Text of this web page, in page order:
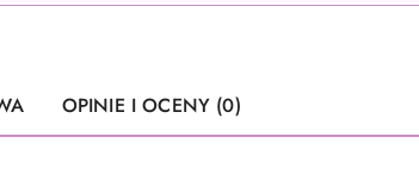
OPINIE I OCENY (0)